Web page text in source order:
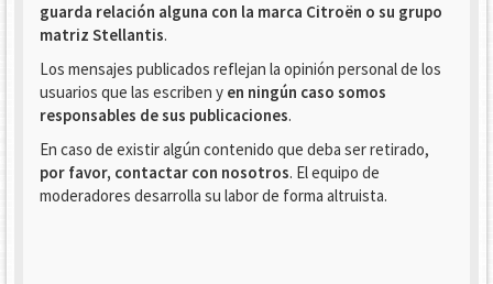
guarda relación alguna con la marca Citroën o su grupo
matriz Stellantis.
Los mensajes publicados reflejan la opinión personal de los
usuarios que las escriben y en ningún caso somos
responsables de sus publicaciones.
En caso de existir algún contenido que deba ser retirado,
por favor, contactar con nosotros. El equipo de
moderadores desarrolla su labor de forma altruista.